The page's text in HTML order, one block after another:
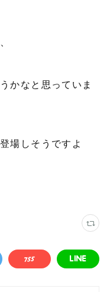
かなと思っていま
場しそうですよ